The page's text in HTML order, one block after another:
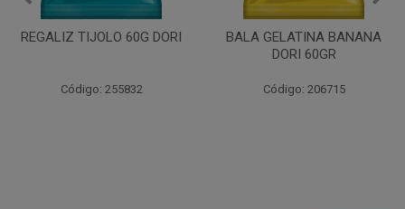
BALA GELATINA BANANA
Código: 206715
BALA GELATINA AMORA
DORI 60GR